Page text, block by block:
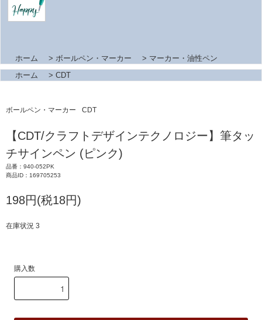
ホーム > ボールペン・マーカー > マーカー・油性ペン
ホーム
> CDT
ボールペン・マーカー CDT
【CDT/クラフトデザインテクノロジー】筆タッ
チサインペン (ピンク)
品番：940-052PK
商品ID：169705253
198円(税18円)
在庫状況 3
購入数